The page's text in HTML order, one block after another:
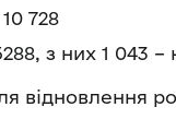
728
з них 1 043 –
відновлення